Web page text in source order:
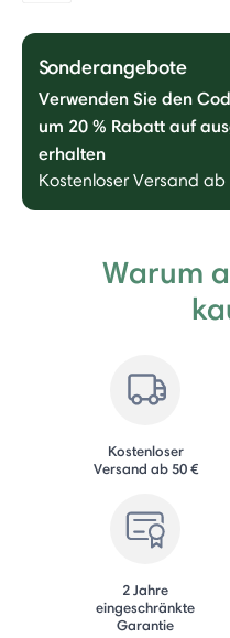
Sonderangebote
Verwenden Sie den
um 20 % Rabatt auf
erhalten
Kostenloser Versand ab
Warum
Kostenloser
Versand ab 50 €
2 Jahre
eingeschränkte
Garantie